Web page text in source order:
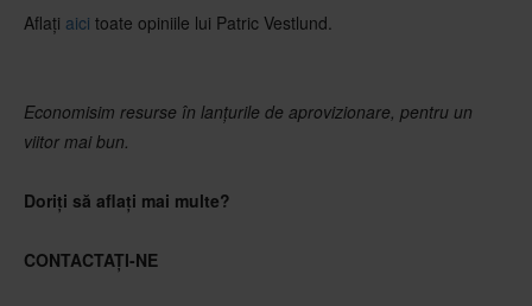
Aflați aici toate opiniile lui Patric Vestlund.
Economisim resurse în lanțurile de aprovizionare, pentru un
viitor mai bun.
Doriți să aflați mai multe?
CONTACTAȚI-NE